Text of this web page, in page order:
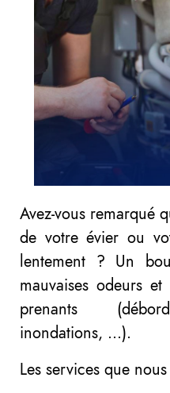
Avez-vous remarqué
de votre évier ou
lentement ? Un
mauvaises odeurs
prenants
inondations, …).
Les services que